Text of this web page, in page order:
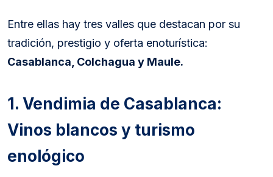
Entre ellas hay tres valles que destacan por su
tradición, prestigio y oferta enoturística:
Casablanca, Colchagua y Maule.
1. Vendimia de Casablanca:
Vinos blancos y turismo
enológico